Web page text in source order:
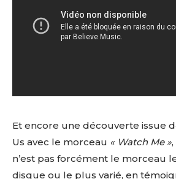
Et encore une découverte issue
Us avec le morceau « Watch Me »
n’est pas forcément le morceau
disque ou le plus varié, en